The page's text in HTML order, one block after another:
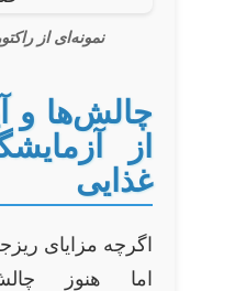
نمونه‌ای از
چالش‌ها و
از
غذایی
اگرچه مزایای
اما هنوز